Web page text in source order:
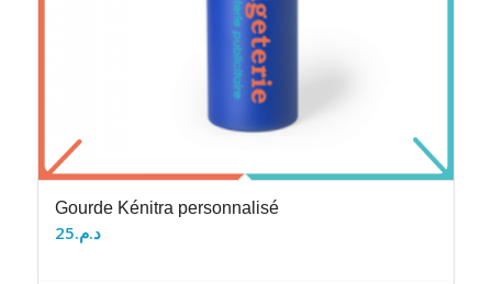
Gourde Kénitra personnalisé
د.م.25